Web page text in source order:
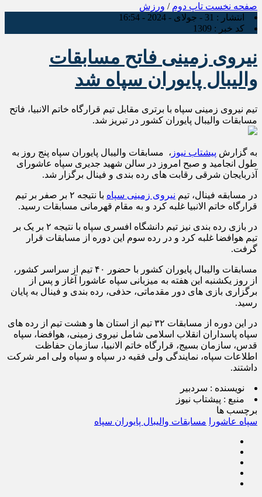
صفحه نخست تاپ دوم / ورزش
انتشار : 31 - جولای - 2024 - 16:54
کد خبر : 1309
نیروی زمینی فاتح مسابقات
والیبال پایوران سپاه شد
تیم نیروی زمینی سپاه با برتری مقابل تیم قرارگاه خاتم الانبیا، فاتح
مسابقات والیبال پایوران کشور در تبریز شد.
به گزارش پیشتاب نیوز ، مسابقات والیبال پایوران سپاه پنج روز به
طول انجامید و صبح امروز در سالن شهید جدیری سپاه عاشورای
آذربایجان شرقی رقابت های رده بندی و فینال برگزار شد.
در مسابقه فینال، تیم نیروی زمینی سپاه
با نتیجه ۲ بر صفر بر تیم
قرارگاه خاتم الانبیا غلبه کرد و به مقام قهرمانی مسابقات رسید.
در بازی رده بندی نیز تیم دانشگاه افسری سپاه با نتیجه ۲ بر یک بر
تیم هوافضا غلبه کرد و در رده سوم این دوره از مسابقات قرار
گرفت.
مسابقات والیبال پایوران کشور با حضور ۴۰ تیم از سراسر کشور،
از روز یکشنبه این هفته به میزبانی سپاه عاشورا آغاز و پس از
برگزاری بازی های دور مقدماتی، حذفی، رده بندی و فینال به پایان
رسید.
در این دوره از مسابقات ۳۲ تیم از استان ها و هشت تیم از رده های
سپاه پاسداران انقلاب اسلامی شامل نیروی زمینی، هوافضا، سپاه
قدس، سازمان بسیج، قرارگاه خاتم الانبیا، سازمان حفاظت
اطلاعات سپاه، نمایندگی ولی فقیه در سپاه و سپاه ولی امر شرکت
داشتند.
نویسنده : سردبیر
منبع : پیشتاب نیوز
برچسب ها
سپاه عاشورا
مسابقات والیبال پایوران سپاه